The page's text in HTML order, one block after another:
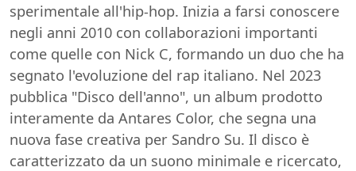
sperimentale all'hip-hop. Inizia a farsi conoscere
negli anni 2010 con collaborazioni importanti
come quelle con Nick C, formando un duo che ha
segnato l'evoluzione del rap italiano. Nel 2023
pubblica "Disco dell'anno", un album prodotto
interamente da Antares Color, che segna una
nuova fase creativa per Sandro Su. Il disco è
caratterizzato da un suono minimale e ricercato,